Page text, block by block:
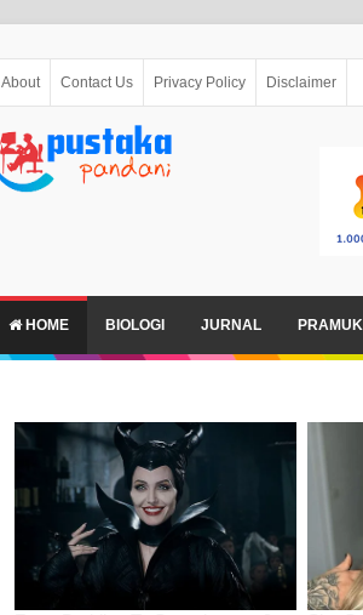
About Contact Us Privacy Policy Disclaimer
HOME BIOLOGI JURNAL